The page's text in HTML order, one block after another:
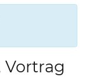
Vortrag